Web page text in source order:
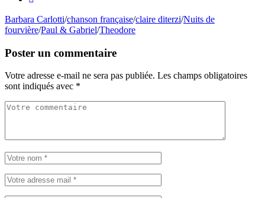
Barbara Carlotti/chanson française/claire diterzi/Nuits de
fourvière/Paul & Gabriel/Theodore
Poster un commentaire
Votre adresse e-mail ne sera pas publiée. Les champs obligatoires
sont indiqués avec *